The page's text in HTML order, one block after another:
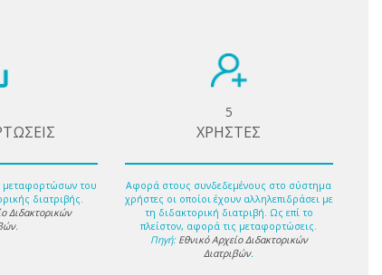
του
διατριβής.
Διδακτορικών
.
5
ΧΡΗΣΤΕΣ
Αφορά στους συνδεδεμένους στο σύστημα
χρήστες οι οποίοι έχουν αλληλεπιδράσει με
τη διδακτορική διατριβή. Ως επί το
πλείστον, αφορά τις μεταφορτώσεις.
Πηγή: Εθνικό Αρχείο Διδακτορικών
Διατριβών.